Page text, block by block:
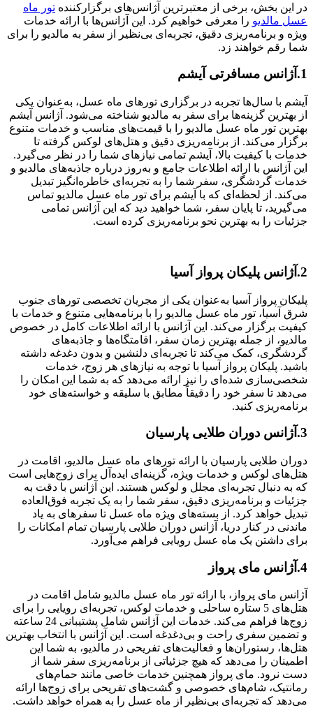
در این بخش، برخی از معتبرترین آژانس‌های برگزارکننده تور ماه
عسل مالدیو را معرفی خواهیم کرد. این آژانس‌ها با ارائه خدمات
ویژه و برنامه‌ریزی دقیق، تجربه‌ای بی‌نظیر از سفر به مالدیو را برای
شما رقم خواهند زد.
1.آژانس مسافرتی آیشم
آیشم با سال‌ها تجربه در برگزاری تورهای ماه عسل، به‌عنوان یکی
از بهترین گزینه‌ها برای سفر به مالدیو شناخته می‌شود. آژانس آیشم
بهترین تور ماه عسل مالدیو را با قیمت‌های مناسب و خدمات متنوع
برگزار می‌کند. از برنامه‌ریزی دقیق و هتل‌های لوکس گرفته تا
خدمات با کیفیت بالا، آیشم تمامی نیازهای شما را در نظر می‌گیرد.
این آژانس با ارائه اطلاعات جامع و به‌روز درباره جاذبه‌های مالدیو و
خدمات گردشگری، سفر شما را به تجربه‌ای خاطره‌انگیز تبدیل
می‌کند. از لحظه‌ای که با آیشم برای تور ماه عسل مالدیو تماس
می‌گیرید، تا پایان سفر، شما خواهید دید که این آژانس تمامی
جزئیات را به بهترین نحو برنامه‌ریزی کرده است.
2.آژانس پلیکان پرواز آسیا
پلیکان پرواز آسیا به‌عنوان یکی از مجریان تخصصی تورهای جنوب
شرق آسیا، تور ماه عسل مالدیو را با برنامه‌هایی متنوع و خدمات با
کیفیت برگزار می‌کند. این آژانس با ارائه اطلاعات کامل در خصوص
مالدیو، از جمله بهترین زمان سفر، اقامتگاه‌ها و جاذبه‌های
گردشگری، کمک می‌کند تا تجربه‌ای دلنشین و بدون دغدغه داشته
باشید. پلیکان پرواز آسیا با توجه به نیازهای هر زوج، خدمات
شخصی‌سازی شده‌ای را نیز ارائه می‌دهد که به شما این امکان را
می‌دهد تا سفر خود را دقیقاً مطابق با سلیقه و خواسته‌های خود
برنامه‌ریزی کنید.
3.آژانس دوران طلایی پارسیان
دوران طلایی پارسیان با ارائه تورهای ماه عسل مالدیو، اقامت در
هتل‌های لوکس و خدمات ویژه، گزینه‌ای ایده‌آل برای زوج‌هایی است
که به دنبال تجربه‌ای مجلل و لوکس هستند. این آژانس با دقت به
جزئیات و برنامه‌ریزی دقیق، سفر شما را به یک تجربه فوق‌العاده
تبدیل خواهد کرد. از بسته‌های ویژه ماه عسل تا سفرهای به یاد
ماندنی در کنار دریا، آژانس دوران طلایی پارسیان تمام امکانات را
برای داشتن یک ماه عسل رویایی فراهم می‌آورد.
4.آژانس مای پرواز
آژانس مای پرواز، با ارائه تور ماه عسل مالدیو شامل اقامت در
هتل‌های 5 ستاره ساحلی و خدمات لوکس، تجربه‌ای رویایی را برای
زوج‌ها فراهم می‌کند. خدمات این آژانس شامل پشتیبانی 24 ساعته
و تضمین سفری راحت و بی‌دغدغه است. این آژانس با انتخاب بهترین
هتل‌ها، رستوران‌ها و فعالیت‌های تفریحی در مالدیو، به شما این
اطمینان را می‌دهد که هیچ جزئیاتی از برنامه‌ریزی سفر شما از
دست نرود. مای پرواز همچنین خدمات خاصی مانند حمام‌های
رمانتیک، شام‌های خصوصی و گشت‌های تفریحی برای زوج‌ها ارائه
می‌دهد که تجربه‌ای بی‌نظیر از ماه عسل را به همراه خواهد داشت.